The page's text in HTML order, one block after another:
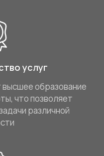
услуг
образование
что позволяет
различной